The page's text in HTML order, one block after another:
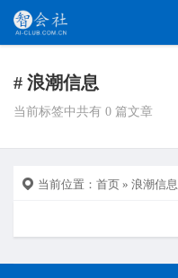
# 浪潮信息
当前标签中共有 0 篇文章
当前位置： 首页 » 浪潮信息